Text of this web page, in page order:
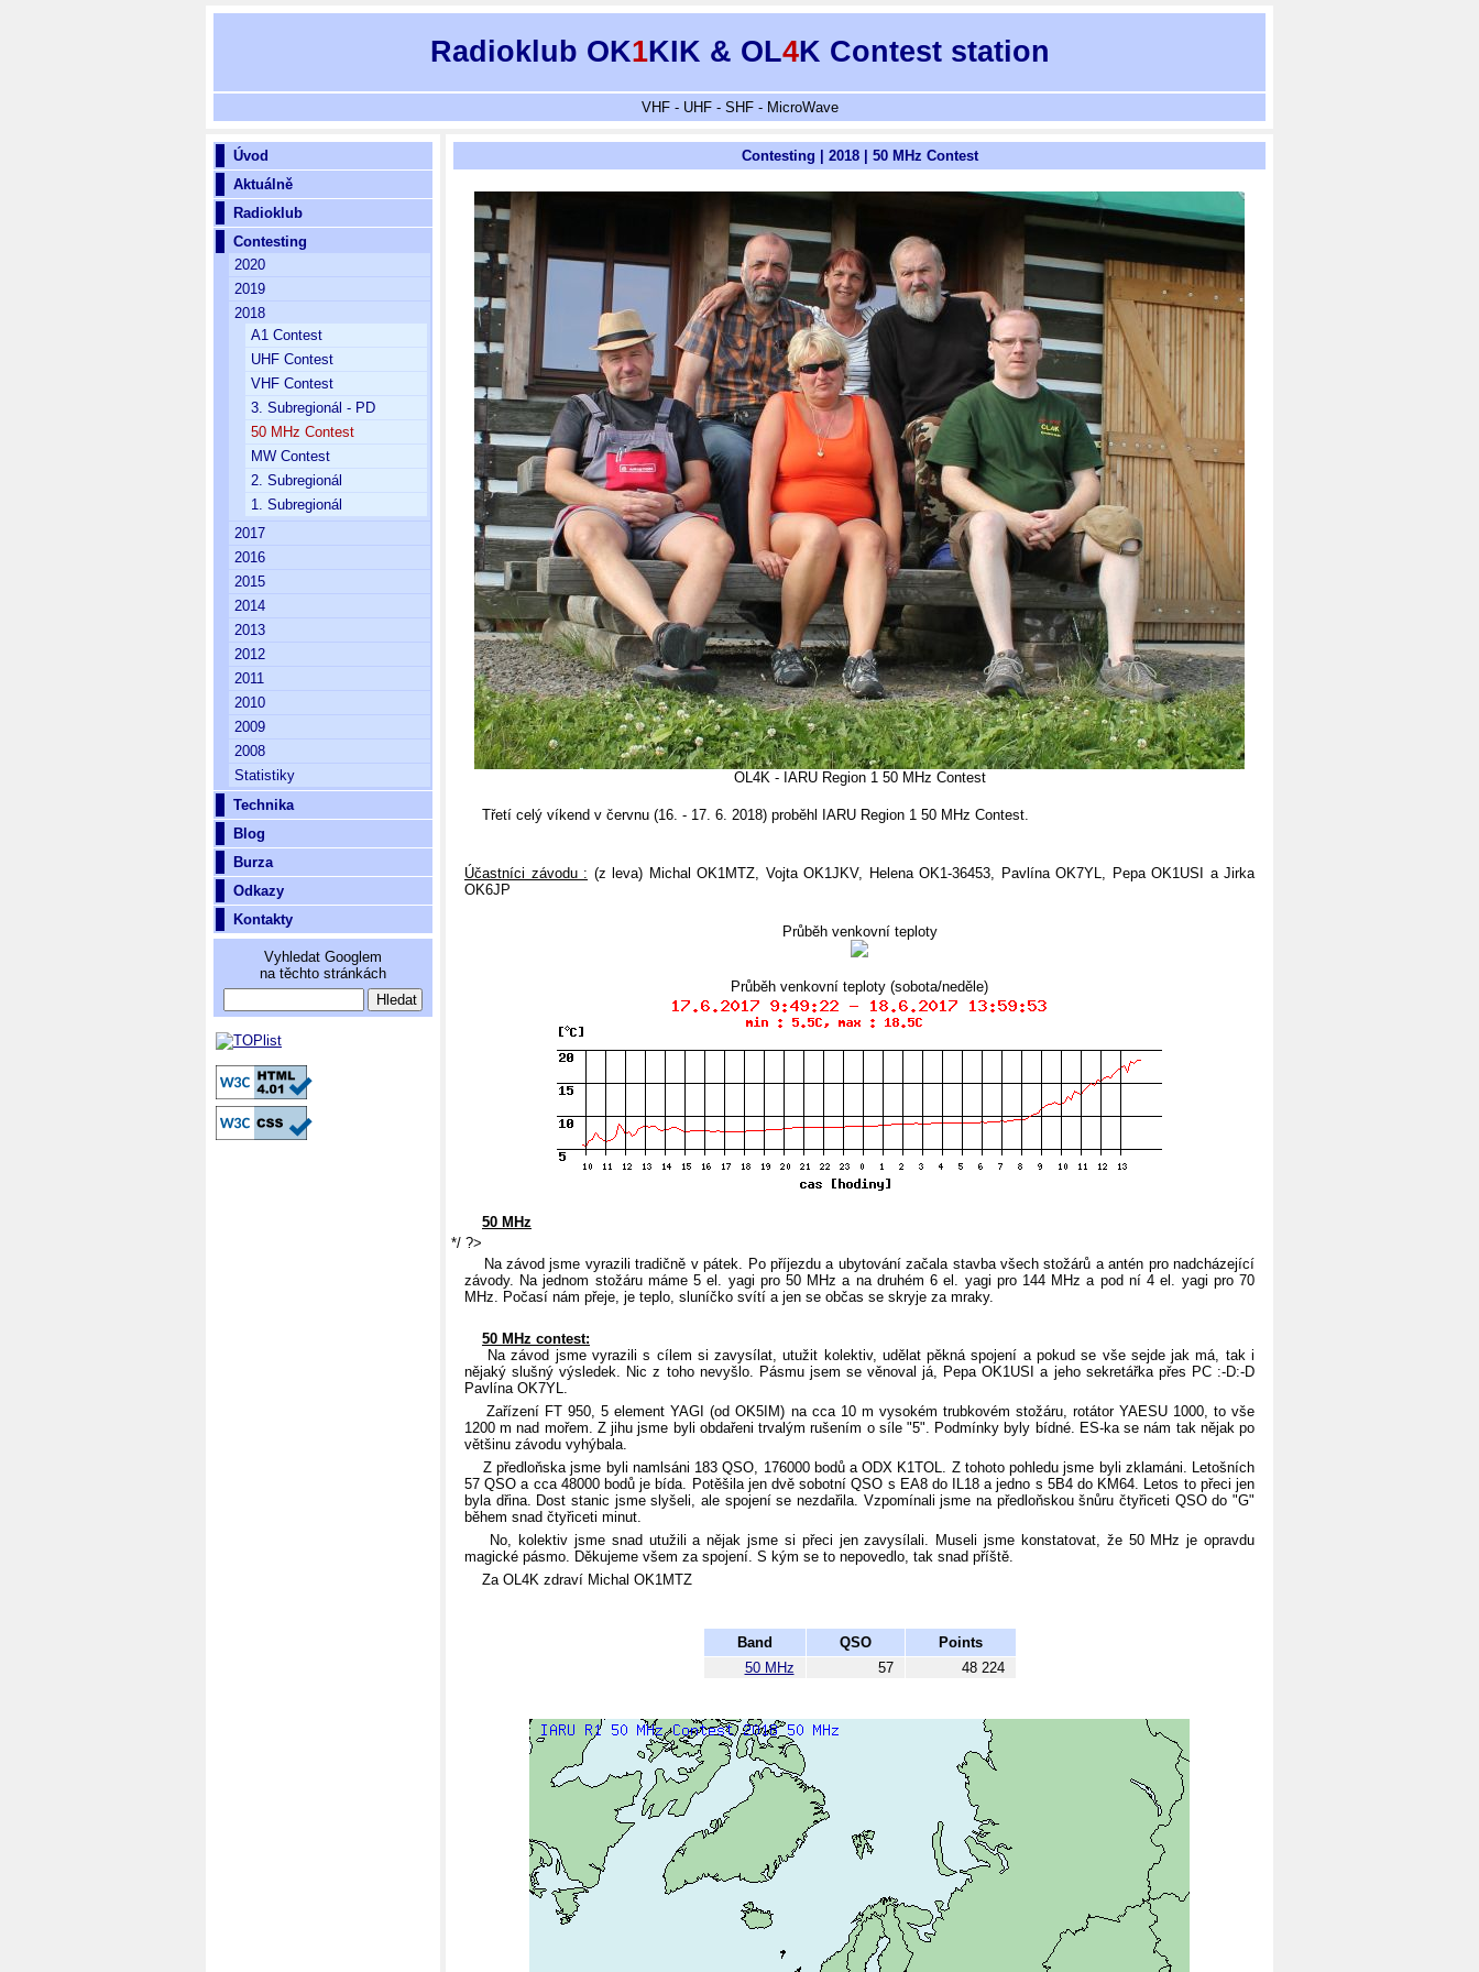
Radioklub OK1KIK & OL4K Contest station
VHF - UHF - SHF - MicroWave
Úvod
Aktuálně
Radioklub
Contesting
2020
2019
2018
A1 Contest
UHF Contest
VHF Contest
3. Subregionál - PD
50 MHz Contest
MW Contest
2. Subregionál
1. Subregionál
2017
2016
2015
2014
2013
2012
2011
2010
2009
2008
Statistiky
Technika
Blog
Burza
Odkazy
Kontakty
Vyhledat Googlem
na těchto stránkách
Contesting | 2018 | 50 MHz Contest
OL4K - IARU Region 1 50 MHz Contest
Třetí celý víkend v červnu (16. - 17. 6. 2018) proběhl IARU Region 1 50 MHz Contest.
Účastníci závodu : (z leva) Michal OK1MTZ, Vojta OK1JKV, Helena OK1-36453, Pavlína OK7YL, Pepa OK1USI a Jirka
OK6JP
Průběh venkovní teploty
Průběh venkovní teploty (sobota/neděle)
50 MHz
*/ ?>
Na závod jsme vyrazili tradičně v pátek. Po příjezdu a ubytování začala stavba všech stožárů a antén pro nadcházející
závody. Na jednom stožáru máme 5 el. yagi pro 50 MHz a na druhém 6 el. yagi pro 144 MHz a pod ní 4 el. yagi pro 70
MHz. Počasí nám přeje, je teplo, sluníčko svítí a jen se občas se skryje za mraky.
50 MHz contest:
Na závod jsme vyrazili s cílem si zavysílat, utužit kolektiv, udělat pěkná spojení a pokud se vše sejde jak má, tak i
nějaký slušný výsledek. Nic z toho nevyšlo. Pásmu jsem se věnoval já, Pepa OK1USI a jeho sekretářka přes PC :-D:-D
Pavlína OK7YL.
Zařízení FT 950, 5 element YAGI (od OK5IM) na cca 10 m vysokém trubkovém stožáru, rotátor YAESU 1000, to vše
1200 m nad mořem. Z jihu jsme byli obdařeni trvalým rušením o síle "5". Podmínky byly bídné. ES-ka se nám tak nějak po
většinu závodu vyhýbala.
Z předloňska jsme byli namlsáni 183 QSO, 176000 bodů a ODX K1TOL. Z tohoto pohledu jsme byli zklamáni. Letošních
57 QSO a cca 48000 bodů je bída. Potěšila jen dvě sobotní QSO s EA8 do IL18 a jedno s 5B4 do KM64. Letos to přeci jen
byla dřina. Dost stanic jsme slyšeli, ale spojení se nezdařila. Vzpomínali jsme na předloňskou šnůru čtyřiceti QSO do "G"
během snad čtyřiceti minut.
No, kolektiv jsme snad utužili a nějak jsme si přeci jen zavysílali. Museli jsme konstatovat, že 50 MHz je opravdu
magické pásmo. Děkujeme všem za spojení. S kým se to nepovedlo, tak snad příště.
Za OL4K zdraví Michal OK1MTZ
Band QSO
Points
50 MHz
57 48 224